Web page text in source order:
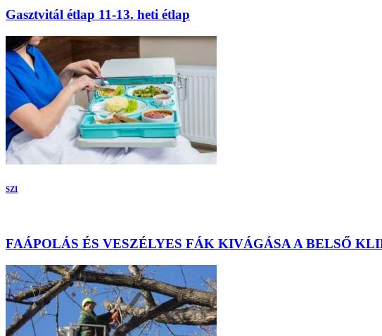
Gasztvitál étlap 11-13. heti étlap
SZI
FAÁPOLÁS ÉS VESZÉLYES FÁK KIVÁGÁSA A BELSŐ